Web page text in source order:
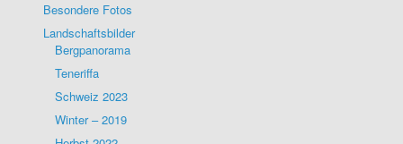
Besondere Fotos
Landschaftsbilder
Bergpanorama
Teneriffa
Schweiz 2023
Winter – 2019